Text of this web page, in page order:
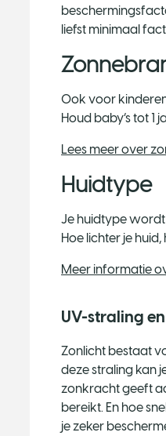
liefst minimaal
Ook voor
Houd baby’s tot 1
Lees meer over
Huidtype
Je huidtype wordt
Hoe lichter je
Meer informatie
UV-straling
Zonlicht bestaat
deze straling kan
zonkracht geeft
bereikt. En hoe
je zeker